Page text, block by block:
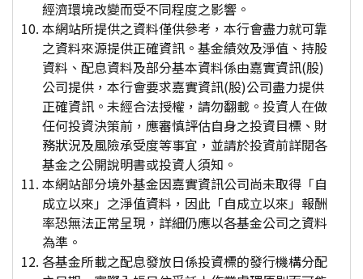
經濟環境改變而受不同程度之影響。
本網站所提供之資料僅供參考，本行會盡力就可靠
之資料來源提供正確資訊。基金績效及淨值、持股
資料、配息資料及部分基本資料係由嘉實資訊(股)
公司提供，本行會要求嘉實資訊(股)公司盡力提供
正確資訊。未經合法授權，請勿翻載。投資人在做
任何投資決策前，應審慎評估自身之投資目標、財
務狀況及風險承受度等事宜，並請於投資前詳閱各
基金之公開說明書或投資人須知。
本網站部分境外基金因嘉實資訊公司尚未取得「自
成立以來」之淨值資料，因此「自成立以來」報酬
率恐無法正常呈現，詳細仍應以各基金公司之資料
為準。
各基金所載之配息發放日係投資標的發行機構分配